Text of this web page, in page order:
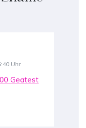
Uhr
Geatest